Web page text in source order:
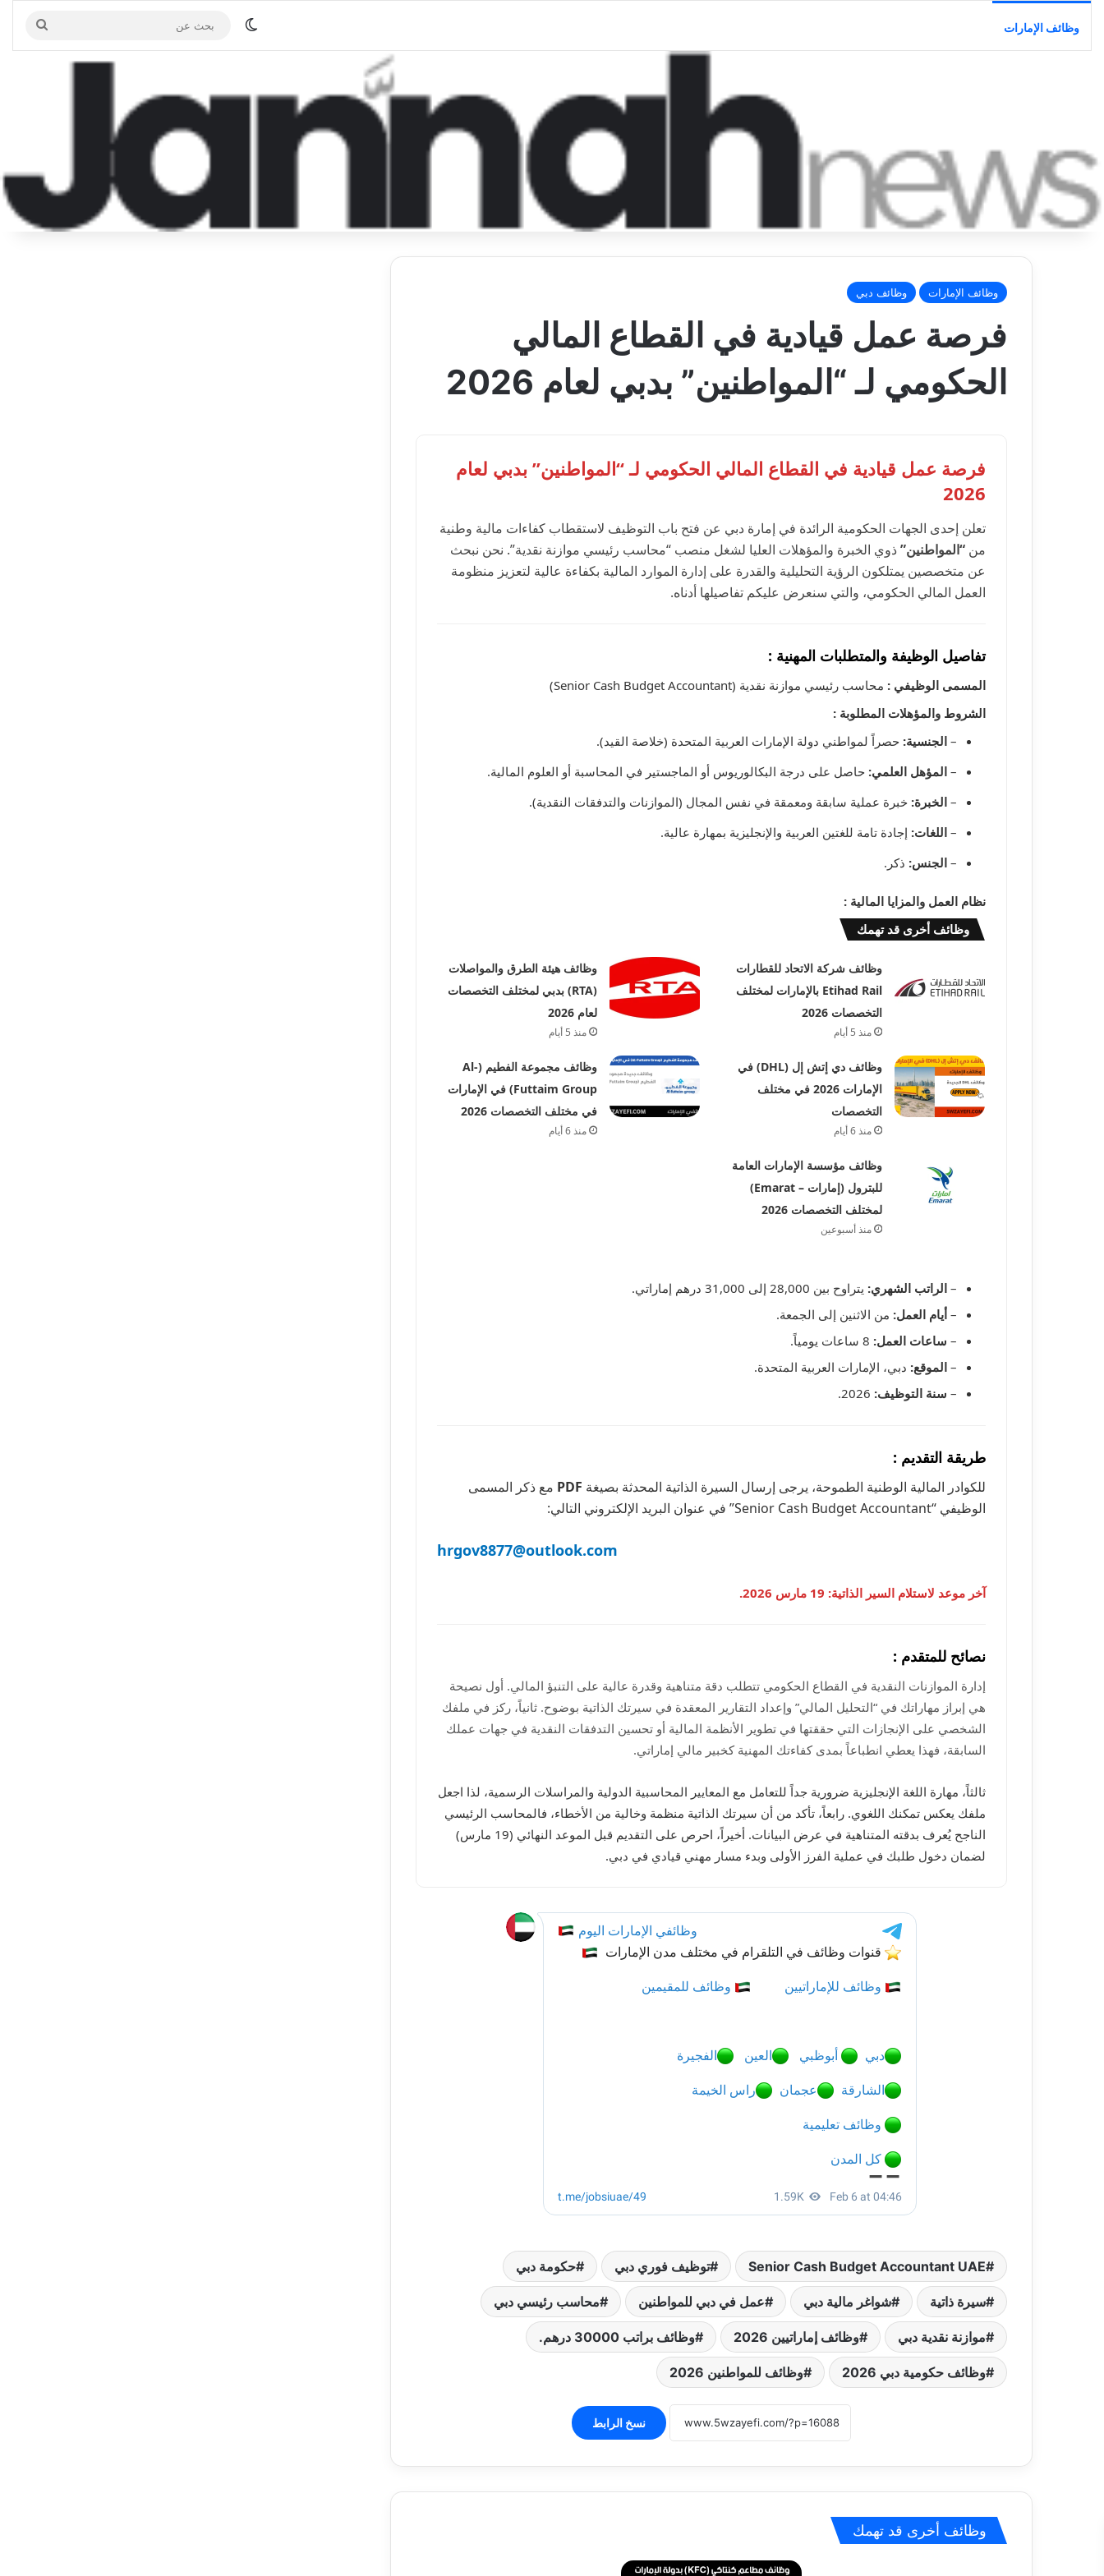
وظائف الإمارات الوضع المظلم
بحث
عن
وظائف الإمارات وظائف دبي
فرصة عمل قيادية في القطاع المالي
الحكومي لـ “المواطنين” بدبي لعام 2026
فرصة عمل قيادية في القطاع المالي الحكومي لـ “المواطنين” بدبي لعام
2026
تعلن إحدى الجهات الحكومية الرائدة في إمارة دبي عن فتح باب التوظيف لاستقطاب كفاءات مالية وطنية
من “المواطنين”ذوي الخبرة والمؤهلات العليا لشغل منصب “محاسب رئيسي موازنة نقدية”. نحن نبحث
عن متخصصين يمتلكون الرؤية التحليلية والقدرة على إدارة الموارد المالية بكفاءة عالية لتعزيز منظومة
العمل المالي الحكومي، والتي سنعرض عليكم تفاصيلها أدناه.
تفاصيل الوظيفة والمتطلبات المهنية :
المسمى الوظيفي : محاسب رئيسي موازنة نقدية (Senior Cash Budget Accountant)
الشروط والمؤهلات المطلوبة :
– الجنسية: حصراً لمواطني دولة الإمارات العربية المتحدة (خلاصة القيد).
– المؤهل العلمي: حاصل على درجة البكالوريوس أو الماجستير في المحاسبة أو العلوم المالية.
– الخبرة: خبرة عملية سابقة ومعمقة في نفس المجال (الموازنات والتدفقات النقدية).
– اللغات: إجادة تامة للغتين العربية والإنجليزية بمهارة عالية.
– الجنس: ذكر.
نظام العمل والمزايا المالية :
وظائف أخرى قد تهمك
وظائف شركة الاتحاد للقطارات
Etihad Rail بالإمارات لمختلف
التخصصات 2026
منذ 5 أيام
وظائف هيئة الطرق والمواصلات
(RTA) بدبي لمختلف التخصصات
لعام 2026
منذ 5 أيام
وظائف دي إتش إل (DHL) في
الإمارات 2026 في مختلف
التخصصات
منذ 6 أيام
وظائف مجموعة الفطيم (Al-
Futtaim Group) في الإمارات
في مختلف التخصصات 2026
منذ 6 أيام
وظائف مؤسسة الإمارات العامة
للبترول (إمارات – Emarat)
لمختلف التخصصات 2026
منذ أسبوعين
– الراتب الشهري: يتراوح بين 28,000 إلى 31,000 درهم إماراتي.
– أيام العمل: من الاثنين إلى الجمعة.
– ساعات العمل:
– الموقع: دبي، الإمارات العربية المتحدة.
– سنة التوظيف:
طريقة التقديم :
للكوادر المالية الوطنية الطموحة، يرجى إرسال السيرة الذاتية المحدثة بصيغة PDF مع ذكر المسمى
الوظيفي “Senior Cash Budget Accountant” في عنوان البريد الإلكتروني التالي:
hrgov8877@outlook.com
آخر موعد لاستلام السير الذاتية: 19 مارس 2026.
نصائح للمتقدم :
إدارة الموازنات النقدية في القطاع الحكومي تتطلب دقة متناهية وقدرة عالية على التنبؤ المالي. أول نصيحة
هي إبراز مهاراتك في “التحليل المالي” وإعداد التقارير المعقدة في سيرتك الذاتية بوضوح. ثانياً، ركز في ملفك
الشخصي على الإنجازات التي حققتها في تطوير الأنظمة المالية أو تحسين التدفقات النقدية في جهات عملك
السابقة، فهذا يعطي انطباعاً بمدى كفاءتك المهنية كخبير مالي إماراتي.
ثالثاً، مهارة اللغة الإنجليزية ضرورية جداً للتعامل مع المعايير المحاسبية الدولية والمراسلات الرسمية، لذا اجعل
ملفك يعكس تمكنك اللغوي. رابعاً، تأكد من أن سيرتك الذاتية منظمة وخالية من الأخطاء، فالمحاسب الرئيسي
الناجح يُعرف بدقته المتناهية في عرض البيانات. أخيراً، احرص على التقديم قبل الموعد النهائي (19 مارس)
لضمان دخول طلبك في عملية الفرز الأولى وبدء مسار مهني قيادي في دبي.
Senior Cash Budget Accountant UAE توظيف فوري دبي حكومة دبي
سيرة ذاتية شواغر مالية دبي عمل في دبي للمواطنين محاسب رئيسي دبي
موازنة نقدية دبي وظائف إماراتيين 2026 وظائف براتب 30000 درهم.
وظائف حكومية دبي 2026 وظائف للمواطنين 2026
نسخ الرابط
وظائف أخرى قد تهمك